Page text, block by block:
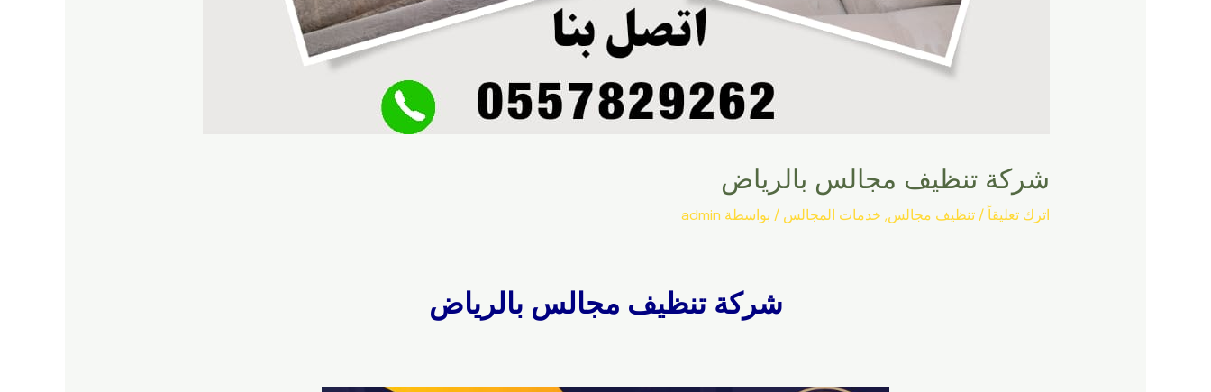
شركة تنظيف مجالس بالرياض
اترك تعليقاً / تنظيف مجالس, خدمات المجالس / بواسطة admin
شركة تنظيف مجالس بالرياض